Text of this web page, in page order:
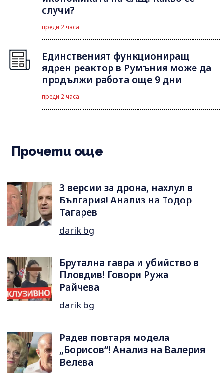
случи?
преди 2 часа
Единственият функциониращ
ядрен реактор в Румъния може да
продължи работа още 9 дни
преди 2 часа
Прочети още
3 версии за дрона, нахлул в
България! Анализ на Тодор
Тагарев
darik.bg
Брутална гавра и убийство в
Пловдив! Говори Ружа
Райчева
darik.bg
Радев повтаря модела
„Борисов“! Анализ на Валерия
Велева